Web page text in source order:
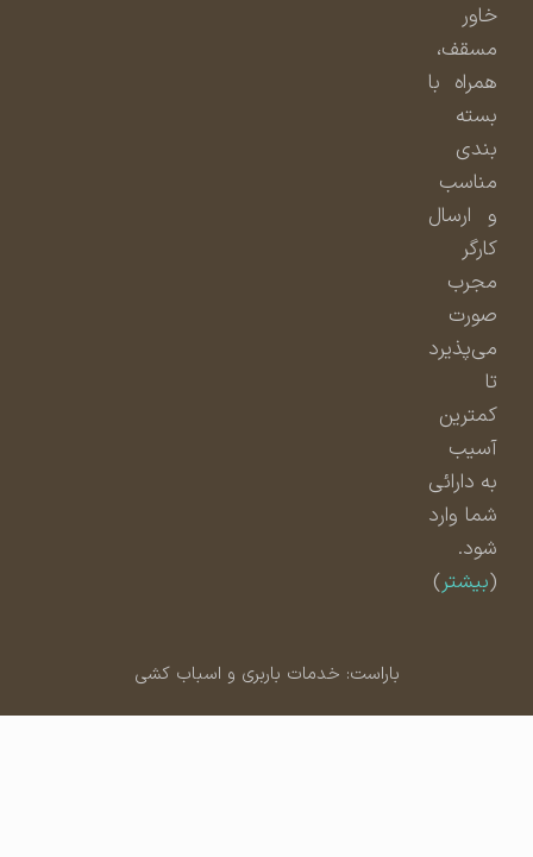
مسقف،
همراه با
بسته
بندی
مناسب
و ارسال
مجرب
صورت
می‌پذیرد
کمترین
آسیب
به دارائی
شما وارد
شود.
بیشتر)
باراست: خدمات باربری و اسباب کشی